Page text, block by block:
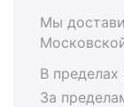
Мы
В
За